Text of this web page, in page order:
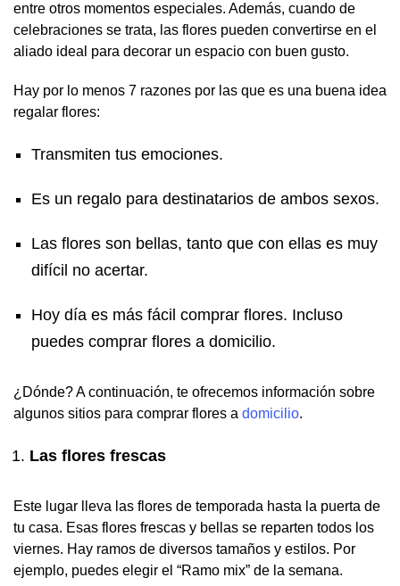
entre otros momentos especiales. Además, cuando de
celebraciones se trata, las flores pueden convertirse en el
aliado ideal para decorar un espacio con buen gusto.
Hay por lo menos 7 razones por las que es una buena idea
regalar flores:
Transmiten tus emociones.
Es un regalo para destinatarios de ambos sexos.
Las flores son bellas, tanto que con ellas es muy
difícil no acertar.
Hoy día es más fácil comprar flores. Incluso
puedes comprar flores a domicilio.
¿Dónde? A continuación, te ofrecemos información sobre
algunos sitios para comprar flores a domicilio.
Las flores frescas
Este lugar lleva las flores de temporada hasta la puerta de
tu casa. Esas flores frescas y bellas se reparten todos los
viernes. Hay ramos de diversos tamaños y estilos. Por
ejemplo, puedes elegir el “Ramo mix” de la semana.